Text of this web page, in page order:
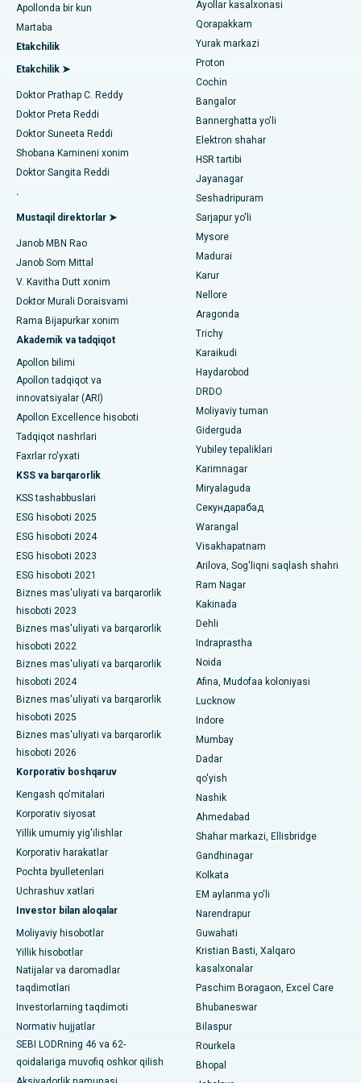
Urologni toping
Diabetologni toping
Ginekologni toping
Umumiy shifokorni toping
Psixologni toping
Umumiy jarrohni toping
Kotturpuram, Chennai shahridagi eng yaxshi shifoxona
Kovai yo'lidagi eng yaxshi kasalxona, Karur
Karapakkam, Chennaydagi eng yaxshi shifoxona
Arilova, Vizagdagi eng yaxshi shifoxona
Kanpur yo'lidagi eng yaxshi kasalxona, Laknau
Noida shtatidagi 26-sektordagi eng yaxshi shifoxona
Gandhinagar, Ahmedabaddagi eng yaxshi shifoxona
Aragonda, Andhra Pradeshdagi eng yaxshi shifoxona
Bannerghatta yo'lidagi eng yaxshi kasalxona, Bangalor
Bhubaneswardagi 15-bo'limdagi eng yaxshi kasalxona
Bilaspurdagi Seepat yo'lidagi eng yaxshi kasalxona
Ahmedabaddagi Ellisbridge shahridagi eng yaxshi shifoxona
Nyu-Dehlidagi eng yaxshi shifoxona
DRDO, Haydaroboddagi eng yaxshi shifoxona
GS Road, Guwahati shahridagi eng yaxshi kasalxona
Hyderguda, Haydaroboddagi eng yaxshi shifoxona
Vijay Nagar, Indoredagi eng yaxshi shifoxona
Suryaraopeta Main Road, Kakinadadagi eng yaxshi kasalxona
Kalkutta shahridagi Kanal aylanma yo'lidagi eng yaxshi
shifoxona
CBD Belapur, Navi Mumbaydagi eng yaxshi shifoxona
Panchavati, Nashikdagi eng yaxshi shifoxona
Sekunderabad, Haydaroboddagi eng yaxshi shifoxona
Seshadripuramdagi eng yaxshi kasalxona, Bangalor
Waltair Main Road, Visakhapatnamdagi eng yaxshi shifoxona
Subhash Nagar yo'lidagi eng yaxshi kasalxona, Karimnagar
Managari, Karaikudi shahridagi eng yaxshi shifoxona
Arepally, Warangaldagi eng yaxshi shifoxona
Arera koloniyasidagi eng yaxshi kasalxona, Bhopal
Jayanagar, Bangalordagi eng yaxshi kasalxona
KK Nagar, Madurai shahridagi eng yaxshi shifoxona
Ramji Nagardagi eng yaxshi kasalxona, Nellore
19-sektordagi eng yaxshi shifoxona, Rourkela
Swargate, Pune shahridagi eng yaxshi shifoxona
Transkateter Aorta valfini almashtirish
MitraClip vana ta'mirlash
Kateterni yo'q qilish
ACL rekonstruksiya jarrohligi
Orqaga elkalarni almashtirish
Endometriya ablasyonu
Bachadon arteriyasi embolizatsiyasi
Tuxumdon sistektomiyasi
Ko'krak bezi saratoni operatsiyasi
Brakiterapiya
kolonoskopiya
Polipektomiya
Mulohaza miya stimulyatsiyasi
Peritoneal dializ
Buyrak biopsiyasi
Paratiroidektomiya
Seramika bilan umumiy tizzani almashtirish
ERCP
Apollonda bir kun
Martaba
Etakchilik
Etakchilik ➤
Doktor Prathap C. Reddy
Doktor Preta Reddi
Doktor Suneeta Reddi
Shobana Kamineni xonim
Doktor Sangita Reddi
.
Mustaqil direktorlar ➤
Janob MBN Rao
Janob Som Mittal
V. Kavitha Dutt xonim
Doktor Murali Doraisvami
Rama Bijapurkar xonim
Akademik va tadqiqot
Apollon bilimi
Apollon tadqiqot va
innovatsiyalar (ARI)
Apollon Excellence hisoboti
Tadqiqot nashrlari
Faxrlar ro'yxati
KSS va barqarorlik
KSS tashabbuslari
ESG hisoboti 2025
ESG hisoboti 2024
ESG hisoboti 2023
ESG hisoboti 2021
Biznes mas'uliyati va barqarorlik
hisoboti 2023
Biznes mas'uliyati va barqarorlik
hisoboti 2022
Biznes mas'uliyati va barqarorlik
hisoboti 2024
Biznes mas'uliyati va barqarorlik
hisoboti 2025
Biznes mas'uliyati va barqarorlik
hisoboti 2026
Korporativ boshqaruv
Kengash qo'mitalari
Korporativ siyosat
Yillik umumiy yig'ilishlar
Korporativ harakatlar
Pochta byulletenlari
Uchrashuv xatlari
Investor bilan aloqalar
Moliyaviy hisobotlar
Yillik hisobotlar
Natijalar va daromadlar
taqdimotlari
Investorlarning taqdimoti
Normativ hujjatlar
SEBI LODRning 46 va 62-
qoidalariga muvofiq oshkor qilish
Ayollar kasalxonasi
Qorapakkam
Yurak markazi
Proton
Cochin
Bangalor
Bannerghatta yo'li
Elektron shahar
HSR tartibi
Jayanagar
Seshadripuram
Sarjapur yo'li
Mysore
Madurai
Karur
Nellore
Aragonda
Trichy
Karaikudi
Haydarobod
DRDO
Moliyaviy tuman
Giderguda
Yubiley tepaliklari
Karimnagar
Miryalaguda
Секундарабад
Warangal
Visakhapatnam
Arilova, Sog'liqni saqlash shahri
Ram Nagar
Kakinada
Dehli
Indraprastha
Noida
Afina, Mudofaa koloniyasi
Lucknow
Indore
Mumbay
Dadar
qo'yish
Nashik
Ahmedabad
Shahar markazi, Ellisbridge
Gandhinagar
Kolkata
EM aylanma yo'li
Narendrapur
Guwahati
Kristian Basti, Xalqaro
kasalxonalar
Paschim Boragaon, Excel Care
Bhubaneswar
Bilaspur
Rourkela
Bhopal